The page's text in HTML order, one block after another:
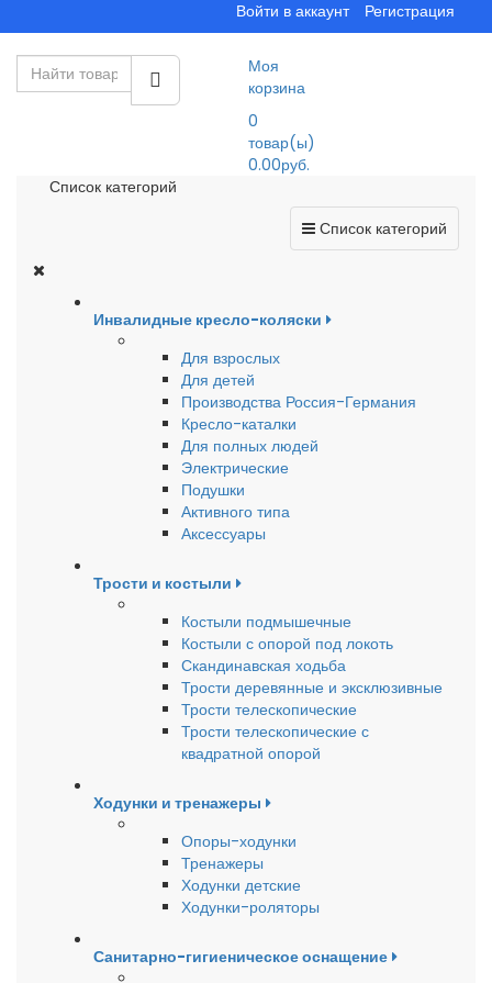
Войти в аккаунт Регистрация
Моя
корзина
0
товар(ы)
0.00руб.
Список категорий
Список категорий
Инвалидные кресло-коляски
Для взрослых
Для детей
Производства Россия-Германия
Кресло-каталки
Для полных людей
Электрические
Подушки
Активного типа
Аксессуары
Трости и костыли
Костыли подмышечные
Костыли с опорой под локоть
Скандинавская ходьба
Трости деревянные и эксклюзивные
Трости телескопические
Трости телескопические с
квадратной опорой
Ходунки и тренажеры
Опоры-ходунки
Тренажеры
Ходунки детские
Ходунки-роляторы
Санитарно-гигиеническое оснащение